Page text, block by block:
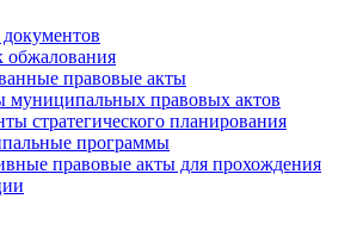
обжалования
правовые акты
муниципальных правовых актов
стратегического планирования
программы
правовые акты для прохождения